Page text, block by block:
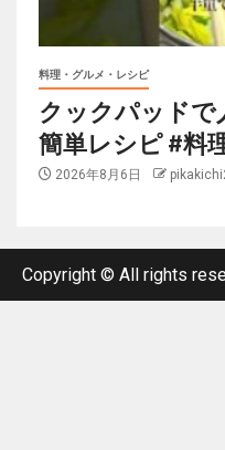
料理・グルメ・レシピ
クックパッドで
簡単レシピ #料
2026年8月6日
Copyright © All rights